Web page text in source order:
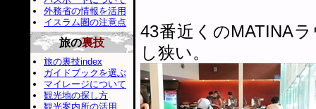
43番近くのMATINA
し狭い。
外務省の情報を活用
イスラム圏の注意点
旅の裏技
旅の裏技index
ガイドブックを選ぶ
マイレージについて
観光地の探し方
観光案内所の活用